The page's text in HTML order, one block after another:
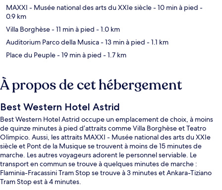
MAXXI - Musée national des arts du XXIe siècle- 10 min à pied -
0.9 km
Villa Borghèse- 11 min à pied - 1.0 km
Auditorium Parco della Musica- 13 min à pied - 1.1 km
Place du Peuple- 19 min à pied - 1.7 km
À propos de cet hébergement
Best Western Hotel Astrid
Best Western Hotel Astrid occupe un emplacement de choix, à moins
de quinze minutes à pied d’attraits comme Villa Borghèse et Teatro
Olimpico. Aussi, les attraits MAXXI - Musée national des arts du XXIe
siècle et Pont de la Musique se trouvent à moins de 15 minutes de
marche. Les autres voyageurs adorent le personnel serviable. Le
transport en commun se trouve à quelques minutes de marche :
Flaminia-Fracassini Tram Stop se trouve à 3 minutes et Ankara-Tiziano
Tram Stop est à 4 minutes.